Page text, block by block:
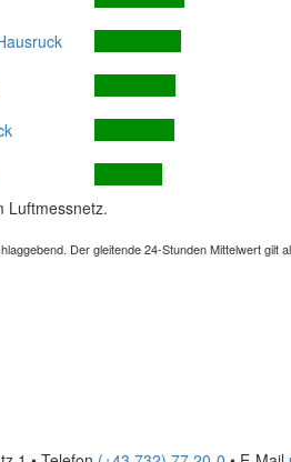
Luftmessnetz.
Der gleitende 24-Stunden Mittelwert gilt